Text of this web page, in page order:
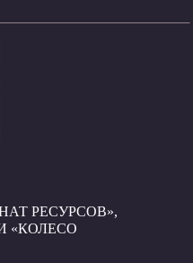
РЕСУРСОВ»,
«КОЛЕСО